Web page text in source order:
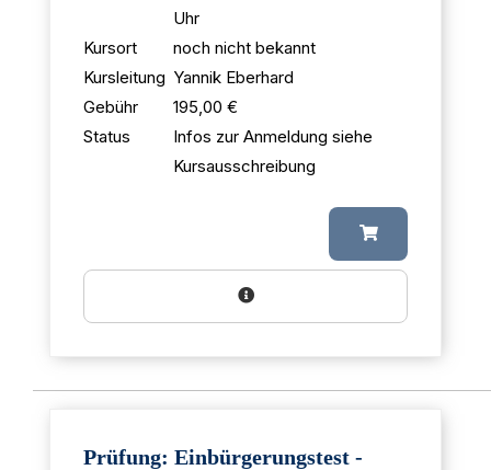
Uhr
Kursort
noch nicht bekannt
Kursleitung Yannik Eberhard
Gebühr
195,00 €
Status
Infos zur Anmeldung siehe
Kursausschreibung
Prüfung: Einbürgerungstest -